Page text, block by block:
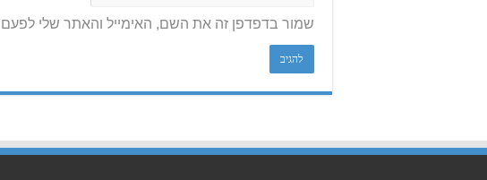
שמור בדפדפן זה את השם, האימייל והאתר שלי